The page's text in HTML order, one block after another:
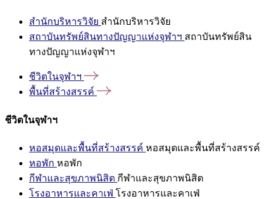
สำนักบริหารวิจัย สำนักบริหารวิจัย
สถาบันทรัพย์สินทางปัญญาแห่งจุฬาฯ สถาบันทรัพย์สิน
ทางปัญญาแห่งจุฬาฯ
ชีวิตในจุฬาฯ
พื้นที่สร้างสรรค์
ชีวิตในจุฬาฯ
หอสมุดและพื้นที่สร้างสรรค์ หอสมุดและพื้นที่สร้างสรรค์
หอพัก หอพัก
กีฬาและสุขภาพนิสิต กีฬาและสุขภาพนิสิต
โรงอาหารและคาเฟ่ โรงอาหารและคาเฟ่